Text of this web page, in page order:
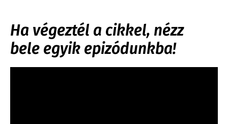
Ha végeztél a cikkel, nézz
bele egyik epizódunkba!